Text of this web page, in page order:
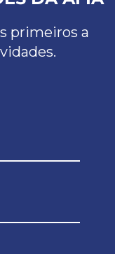
primeiros a